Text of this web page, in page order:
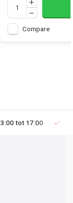
Compare
tot 17:00